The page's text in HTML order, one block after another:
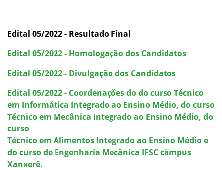
Edital 05/2022 - Resultado Final
Edital 05/2022 - Homologação dos Candidatos
Edital 05/2022 - Divulgação dos Candidatos
Edital 05/2022 - Coordenações do do curso Técnico
em Informática Integrado ao Ensino Médio, do curso
Técnico em Mecânica Integrado ao Ensino Médio, do
curso
Técnico em Alimentos Integrado ao Ensino Médio e
do curso de Engenharia Mecânica IFSC câmpus
Xanxerê.